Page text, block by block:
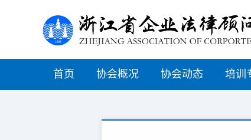
首页 协会概况 协会动态 培训